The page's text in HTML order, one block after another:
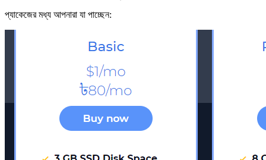
প্যাকেজের মধ্য আপনারা যা পাচ্ছেন: